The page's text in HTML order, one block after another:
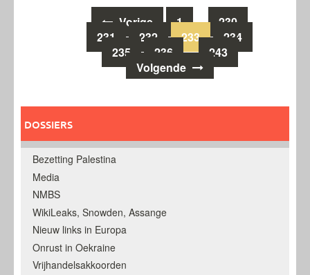
Berichten
navigatie
Vorige 1 …
230
231
232 233
234
235
236 …
243
Volgende
DOSSIERS
Bezetting Palestina
Media
NMBS
WikiLeaks, Snowden, Assange
Nieuw links in Europa
Onrust in Oekraine
Vrijhandelsakkoorden